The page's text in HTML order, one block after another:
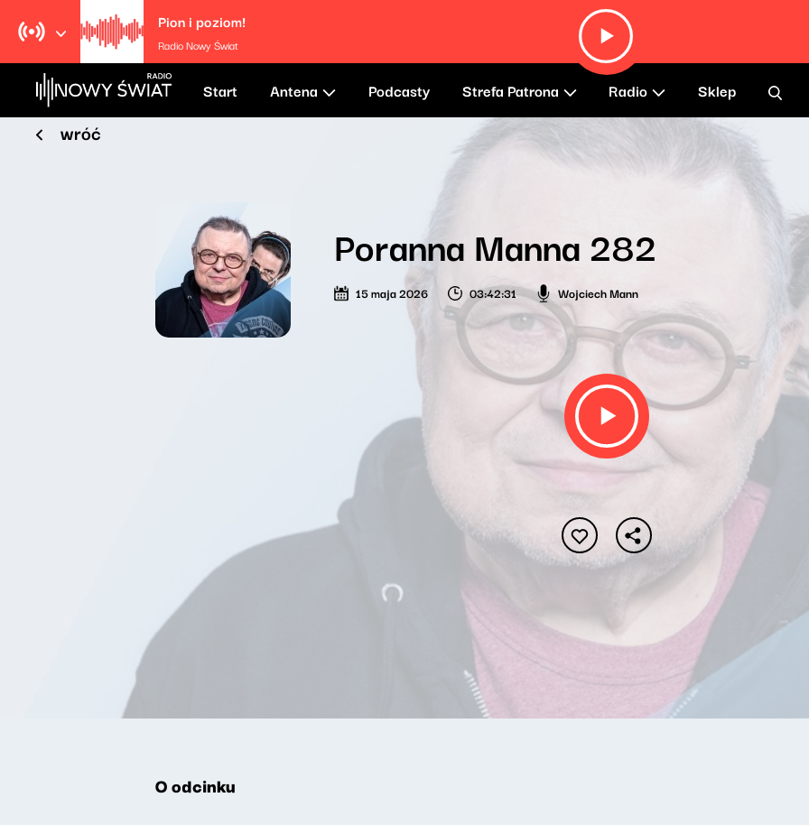
Pion i poziom!
Radio Nowy Świat
Start Antena Podcasty Strefa Patrona Radio Sklep
wróć
Poranna Manna 282
15 maja 2026 03:42:31 Wojciech Mann
O odcinku